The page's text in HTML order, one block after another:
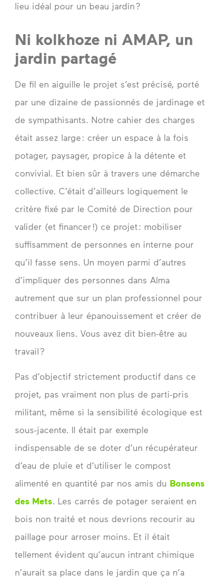
lieu idéal pour un beau jardin ?
Ni kolkhoze ni AMAP, un
jardin partagé
De fil en aiguille le projet s’est précisé, porté
par une dizaine de passionnés de jardinage et
de sympathisants. Notre cahier des charges
était assez large : créer un espace à la fois
potager, paysager, propice à la détente et
convivial. Et bien sûr à travers une démarche
collective. C’était d’ailleurs logiquement le
critère fixé par le Comité de Direction pour
valider (et financer !) ce projet : mobiliser
suffisamment de personnes en interne pour
qu’il fasse sens. Un moyen parmi d’autres
d’impliquer des personnes dans Alma
autrement que sur un plan professionnel pour
contribuer à leur épanouissement et créer de
nouveaux liens. Vous avez dit bien-être au
travail ?
Pas d’objectif strictement productif dans ce
projet, pas vraiment non plus de parti-pris
militant, même si la sensibilité écologique est
sous-jacente. Il était par exemple
indispensable de se doter d’un récupérateur
d’eau de pluie et d’utiliser le compost
alimenté en quantité par nos amis du Bonsens
des Mets. Les carrés de potager seraient en
bois non traité et nous devrions recourir au
paillage pour arroser moins. Et il était
tellement évident qu’aucun intrant chimique
n’aurait sa place dans le jardin que ça n’a